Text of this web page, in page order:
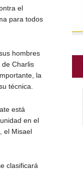
el
para todos
hombres
Charlis
la
técnica.
está
en el
el Misael
clasificará